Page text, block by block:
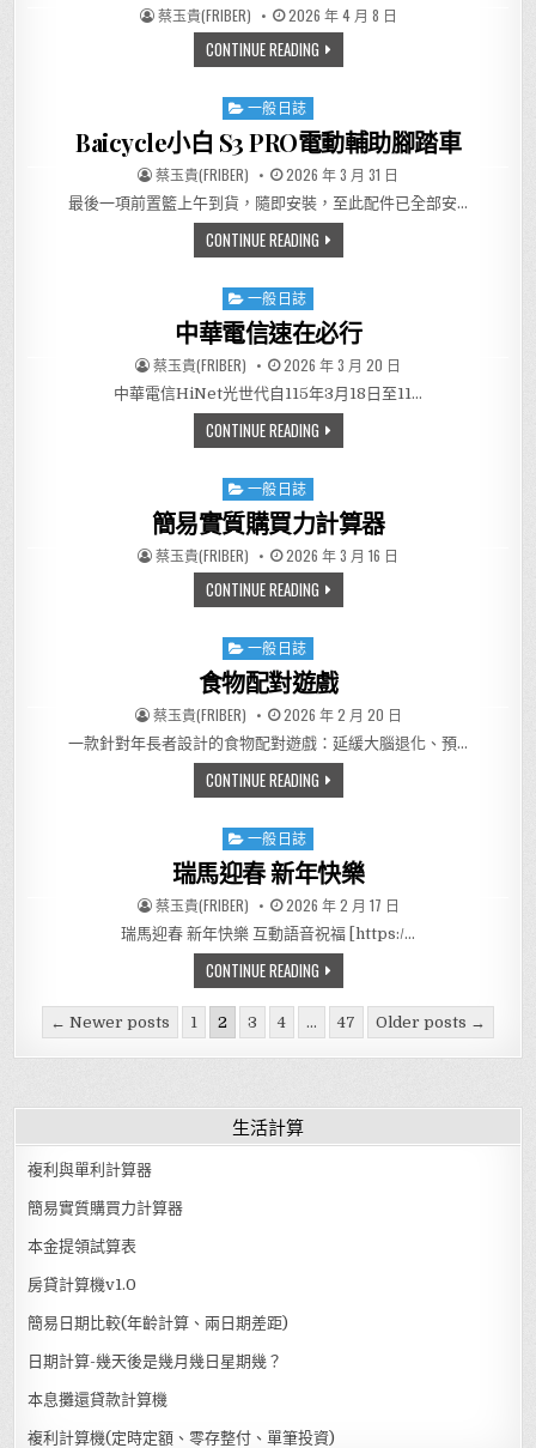
AUTHOR:
蔡玉貴(FRIBER) PUBLISHED DATE:
2026 年 4 月 8 日
CONTINUE READING複利與單利計算器
Posted in
一般日誌
Baicycle小白 S3 PRO電動輔助腳踏車
AUTHOR:
蔡玉貴(FRIBER) PUBLISHED DATE:
2026 年 3 月 31 日
最後一項前置籃上午到貨，隨即安裝，至此配件已全部安…
CONTINUE READINGBAICYCLE小白 S3 PRO電動輔助
Posted in
一般日誌
中華電信速在必行
AUTHOR:
蔡玉貴(FRIBER) PUBLISHED DATE:
2026 年 3 月 20 日
中華電信HiNet光世代自115年3月18日至11…
CONTINUE READING中華電信速在必行
Posted in
一般日誌
簡易實質購買力計算器
AUTHOR:
蔡玉貴(FRIBER) PUBLISHED DATE:
2026 年 3 月 16 日
CONTINUE READING簡易實質購買力計算器
Posted in
一般日誌
食物配對遊戲
AUTHOR:
蔡玉貴(FRIBER) PUBLISHED DATE:
2026 年 2 月 20 日
一款針對年長者設計的食物配對遊戲：延緩大腦退化、預…
CONTINUE READING食物配對遊戲
Posted in
一般日誌
瑞馬迎春 新年快樂
AUTHOR:
蔡玉貴(FRIBER) PUBLISHED DATE:
2026 年 2 月 17 日
瑞馬迎春 新年快樂 互動語音祝福 [https:/…
CONTINUE READING瑞馬迎春 新年快樂
Posts pagination
← Newer posts 1 2 3 4 ... 47 Older posts →
生活計算
複利與單利計算器
簡易實質購買力計算器
本金提領試算表
房貸計算機v1.0
簡易日期比較(年齡計算、兩日期差距)
日期計算-幾天後是幾月幾日星期幾？
本息攤還貸款計算機
複利計算機(定時定額、零存整付、單筆投資)